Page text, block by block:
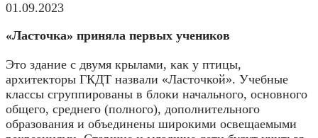
01.09.2023
«Ласточка» приняла первых учеников
Это здание с двумя крылами, как у птицы,
архитекторы ГКДТ назвали «Ласточкой». Учебные
классы сгруппированы в блоки начального, основного
общего, среднего (полного), дополнительного
образования и объединены широкими освещаемыми